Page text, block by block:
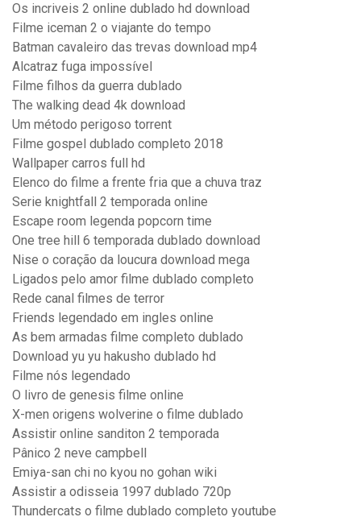
Os incriveis 2 online dublado hd download
Filme iceman 2 o viajante do tempo
Batman cavaleiro das trevas download mp4
Alcatraz fuga impossível
Filme filhos da guerra dublado
The walking dead 4k download
Um método perigoso torrent
Filme gospel dublado completo 2018
Wallpaper carros full hd
Elenco do filme a frente fria que a chuva traz
Serie knightfall 2 temporada online
Escape room legenda popcorn time
One tree hill 6 temporada dublado download
Nise o coração da loucura download mega
Ligados pelo amor filme dublado completo
Rede canal filmes de terror
Friends legendado em ingles online
As bem armadas filme completo dublado
Download yu yu hakusho dublado hd
Filme nós legendado
O livro de genesis filme online
X-men origens wolverine o filme dublado
Assistir online sanditon 2 temporada
Pânico 2 neve campbell
Emiya-san chi no kyou no gohan wiki
Assistir a odisseia 1997 dublado 720p
Thundercats o filme dublado completo youtube